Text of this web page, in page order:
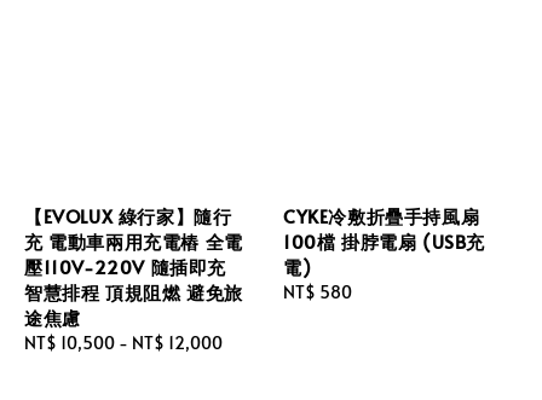
【EVOLUX 綠行家】隨行
充 電動車兩用充電樁 全電
壓110V-220V 隨插即充
智慧排程 頂規阻燃 避免旅
途焦慮
Regular
NT$ 10,500 - NT$ 12,000
CYKE冷敷折疊手持風扇
100檔 掛脖電扇 (USB充
電)
Regular
NT$ 580